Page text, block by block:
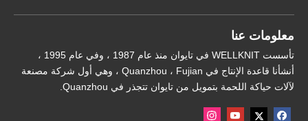
معلومات عنا
تأسست WELLKNIT في تايوان منذ عام 1987 ، وفي عام 1995 ،
أنشأنا قاعدة الإنتاج في Quanzhou ، Fujian ، وهي أول شركة مصنعة
لآلات حياكة اللحمة بتمويل من تايوان تتجذر في Quanzhou.